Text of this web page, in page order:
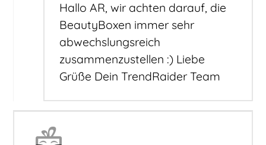
Hallo AR, wir achten darauf, die
BeautyBoxen immer sehr
abwechslungsreich
zusammenzustellen :) Liebe
Grüße Dein TrendRaider Team